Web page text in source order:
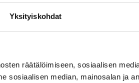
Yksityiskohdat
räätälöimiseen, sosiaalisen
sosiaalisen median, mainosalan ja
uutiskirjeemme